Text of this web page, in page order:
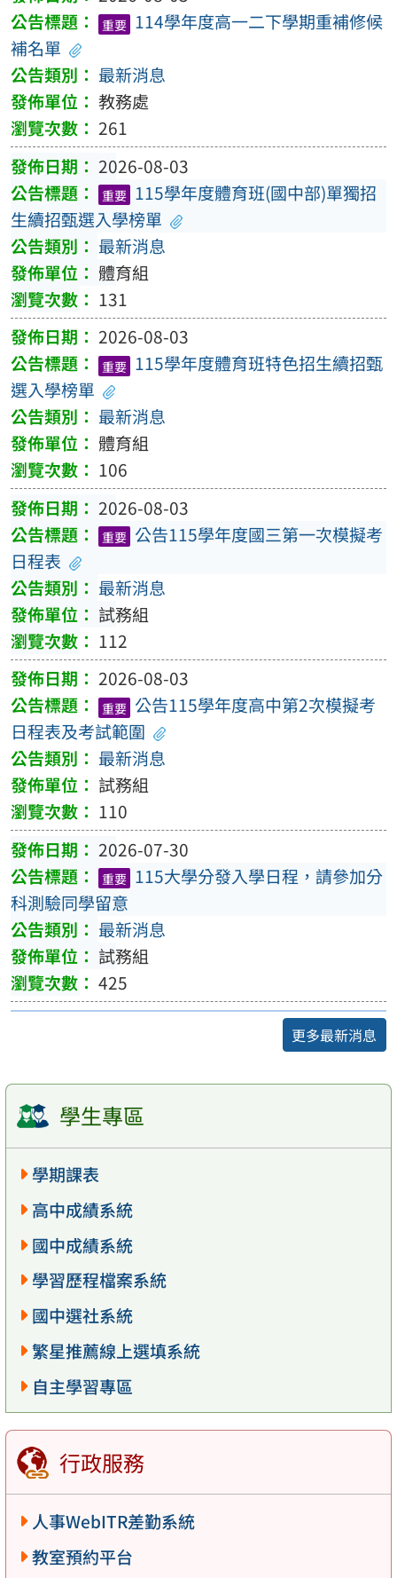
重要 114學年度高一二下學期重補修候
補名單
最新消息
教務處
261
2026-08-03
重要 115學年度體育班(國中部)單獨招
生續招甄選入學榜單
最新消息
體育組
131
2026-08-03
重要 115學年度體育班特色招生續招甄
選入學榜單
最新消息
體育組
106
2026-08-03
重要 公告115學年度國三第一次模擬考
日程表
最新消息
試務組
112
2026-08-03
重要 公告115學年度高中第2次模擬考
日程表及考試範圍
最新消息
試務組
110
2026-07-30
重要 115大學分發入學日程，請參加分
科測驗同學留意
最新消息
試務組
425
更多最新消息
學生專區
學期課表
高中成績系統
國中成績系統
學習歷程檔案系統
國中選社系統
繁星推薦線上選填系統
自主學習專區
行政服務
人事WebITR差勤系統
教室預約平台